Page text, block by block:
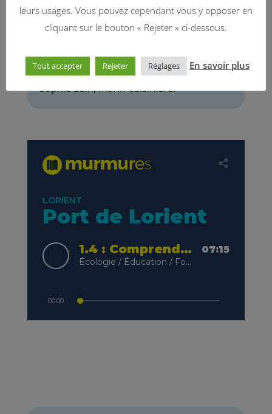
Personnages, dans
Samuel Audrain, capitaine du Tara.
Sophie Bain, marin-cuisinière.
leurs usages. Vous pouvez cependant vous y opposer en
cliquant sur le bouton « Rejeter » ci-dessous.
Tout accepter Rejeter Réglages En savoir plus